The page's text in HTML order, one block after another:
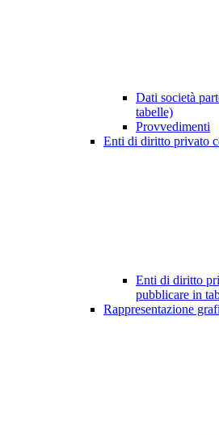
Dati società
tabelle)
Provvedimenti
Enti di diritto privato
Enti di diritto
pubblicare in
Rappresentazione